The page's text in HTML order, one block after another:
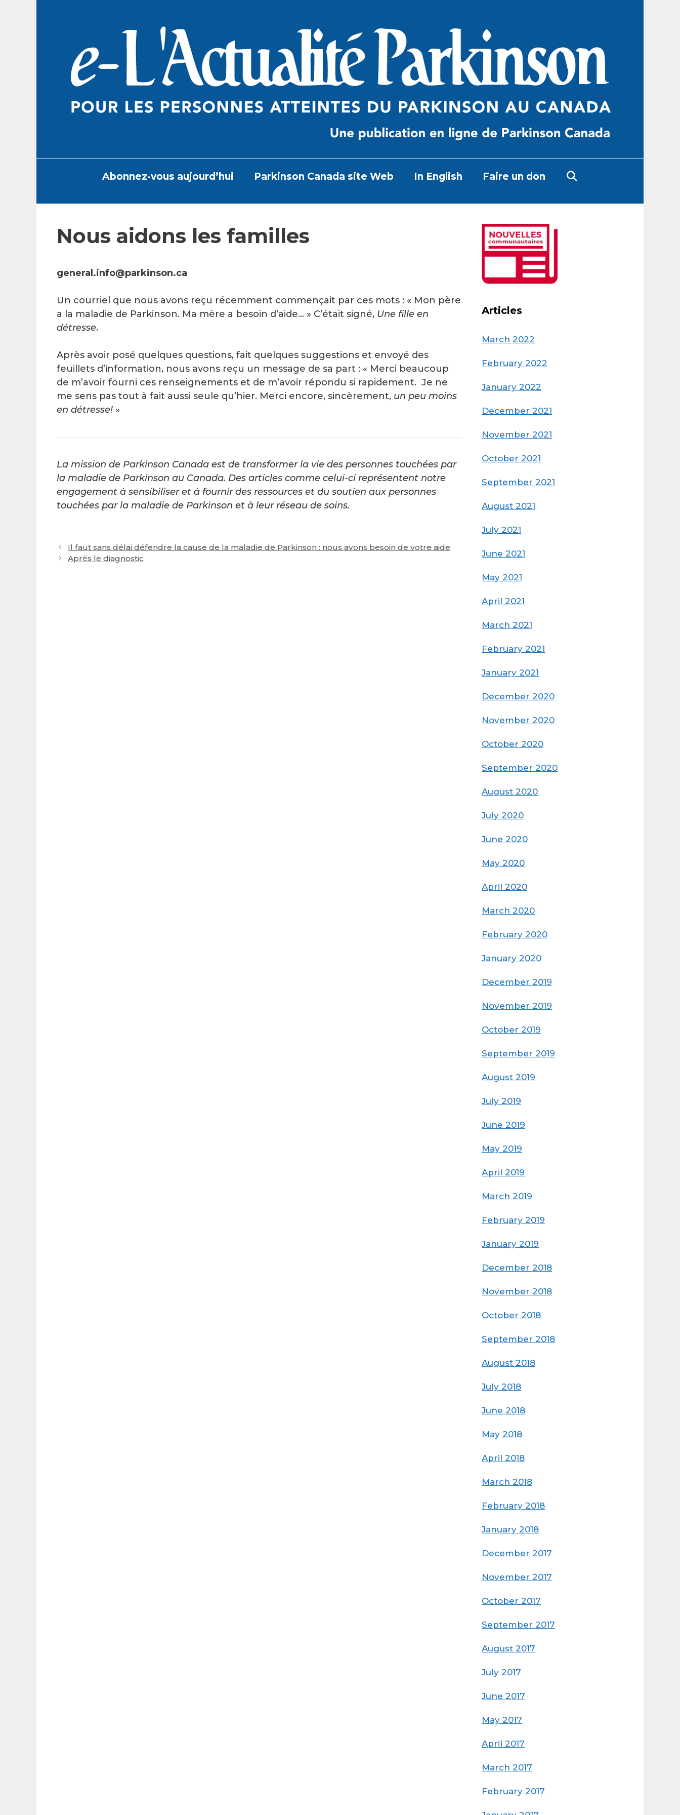
Abonnez-vous aujourd’hui Parkinson Canada site Web In English Faire un don
Nous aidons les familles
general.info@parkinson.ca
Un courriel que nous avons reçu récemment commençait par ces mots : « Mon père
a la maladie de Parkinson. Ma mère a besoin d’aide… » C’était signé, Une fille en
détresse.
Après avoir posé quelques questions, fait quelques suggestions et envoyé des
feuillets d’information, nous avons reçu un message de sa part : « Merci beaucoup
de m’avoir fourni ces renseignements et de m’avoir répondu si rapidement. Je ne
me sens pas tout à fait aussi seule qu’hier. Merci encore, sincèrement, un peu moins
en détresse! »
La mission de Parkinson Canada est de transformer la vie des personnes touchées par
la maladie de Parkinson au Canada. Des articles comme celui-ci représentent notre
engagement à sensibiliser et à fournir des ressources et du soutien aux personnes
touchées par la maladie de Parkinson et à leur réseau de soins.
Post
navigation
Il faut sans délai défendre la cause de la maladie de Parkinson : nous avons besoin de votre aide
Après le diagnostic
Articles
March 2022
February 2022
January 2022
December 2021
November 2021
October 2021
September 2021
August 2021
July 2021
June 2021
May 2021
April 2021
March 2021
February 2021
January 2021
December 2020
November 2020
October 2020
September 2020
August 2020
July 2020
June 2020
May 2020
April 2020
March 2020
February 2020
January 2020
December 2019
November 2019
October 2019
September 2019
August 2019
July 2019
June 2019
May 2019
April 2019
March 2019
February 2019
January 2019
December 2018
November 2018
October 2018
September 2018
August 2018
July 2018
June 2018
May 2018
April 2018
March 2018
February 2018
January 2018
December 2017
November 2017
October 2017
September 2017
August 2017
July 2017
June 2017
May 2017
April 2017
March 2017
February 2017